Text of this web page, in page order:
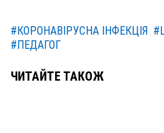
#КОРОНАВІРУСНА ІНФЕКЦІЯ
#ПЕДАГОГ
ЧИТАЙТЕ ТАКОЖ